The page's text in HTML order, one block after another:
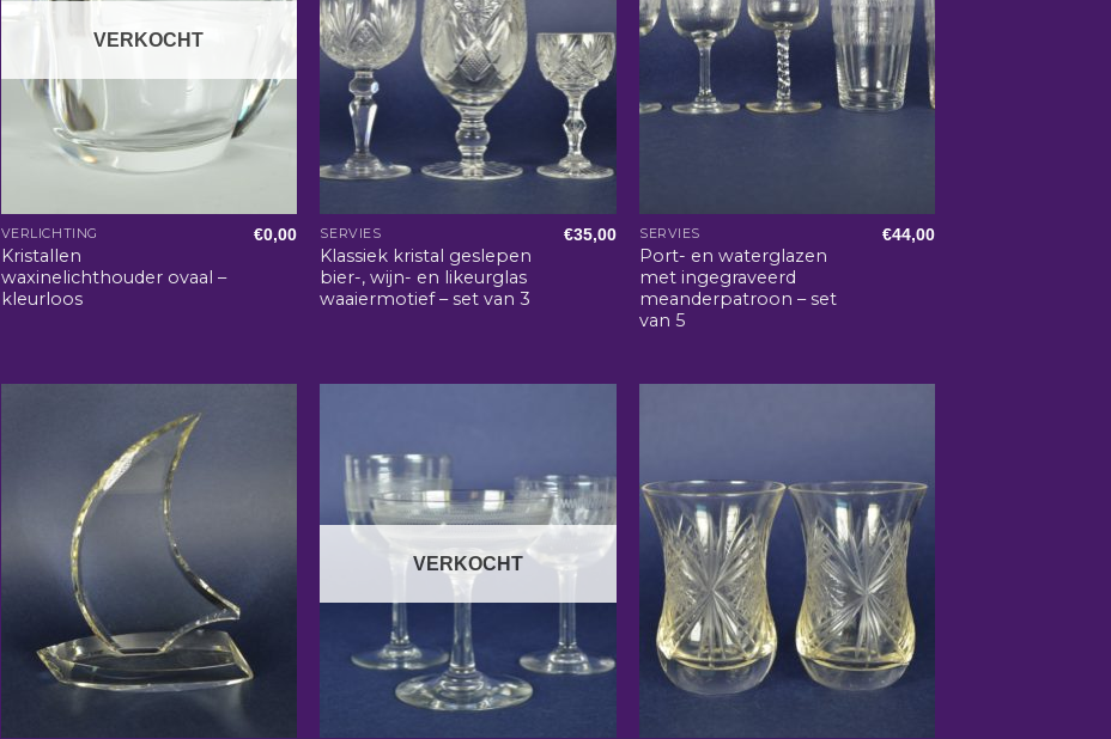
VERKOCHT
VERLICHTING
Kristallen
waxinelichthouder ovaal –
kleurloos
€0,00 SERVIES
Klassiek kristal geslepen
bier-, wijn- en likeurglas
waaiermotief – set van 3
€35,00 SERVIES
Port- en waterglazen
met ingegraveerd
meanderpatroon – set
van 5
€44,00
VERKOCHT